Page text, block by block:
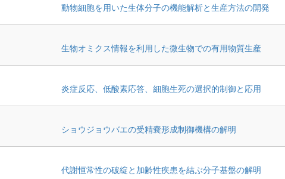
動物細胞を用いた生体分子の機能解析と生産方法の開発
生物オミクス情報を利用した微生物での有用物質生産
炎症反応、低酸素応答、細胞生死の選択的制御と応用
ショウジョウバエの受精嚢形成制御機構の解明
代謝恒常性の破綻と加齢性疾患を結ぶ分子基盤の解明